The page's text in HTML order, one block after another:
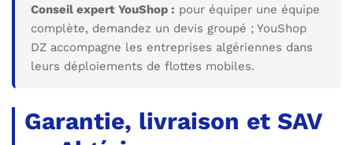
Conseil expert YouShop : pour équiper une équipe
complète, demandez un devis groupé ; YouShop
DZ accompagne les entreprises algériennes dans
leurs déploiements de flottes mobiles.
Garantie, livraison et SAV